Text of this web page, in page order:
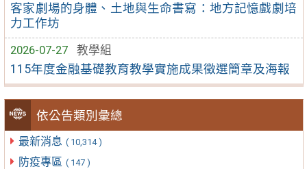
客家劇場的身體、土地與生命書寫：地方記憶戲劇培
力工作坊
2026-07-27
教學組
115年度金融基礎教育教學實施成果徵選簡章及海報
依公告類別彙總
最新消息 ( 10,314 )
防疫專區 ( 147 )